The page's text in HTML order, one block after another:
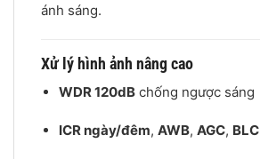
ánh sáng.
Xử lý hình ảnh nâng cao
WDR 120dBchống ngược sáng
ICR ngày/đêm, AWB, AGC, BLC